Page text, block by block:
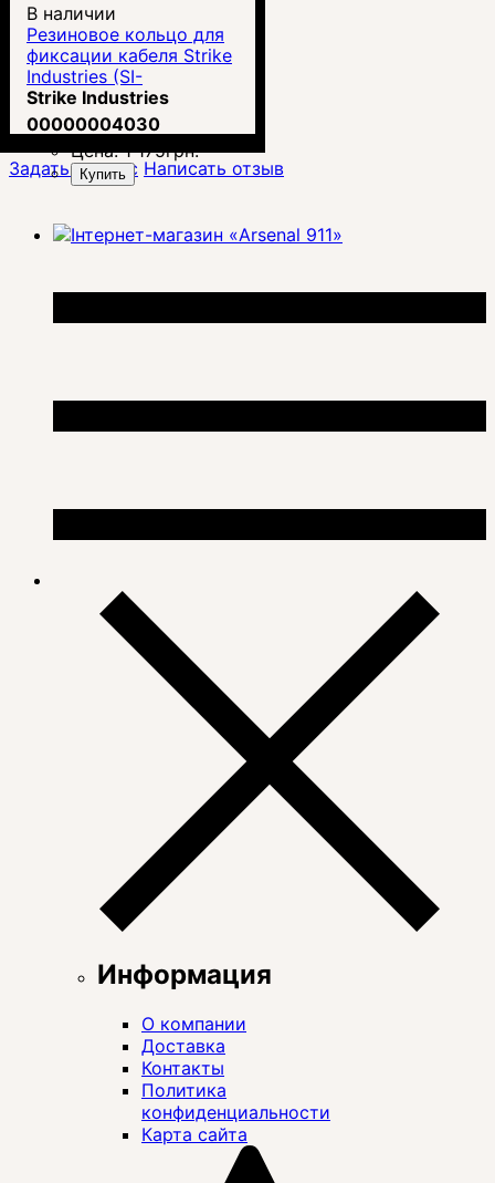
В наличии
Резиновое кольцо для
фиксации кабеля Strike
Industries (SI-
BANGBAND)
Strike Industries
00000004030
Цена:1 175грн.
Купить
Задать вопрос Написать отзыв
Информация
О компании
Доставка
Контакты
Политика
конфиденциальности
Карта сайта